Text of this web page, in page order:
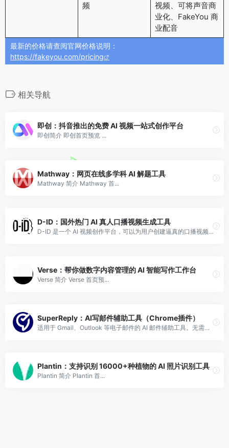
频
视频、可将声音商
业化、FakeYou 商
业配音
最新的价格请查阅官网价格说明：
https://fakeyou.com/pricing
相关导航
即创：抖音推出的免费 AI 视频一站式创作平台
即创简介 即创首页预览 ...
Mathway：网页在线多学科 AI 解题工具
Mathway 简介 Mathway 首...
D-ID：国外热门 AI 真人口播视频生成工具
D-ID 是一个 AI 视频创作平台，可以为用户创建逼真的口播视频及经纪人代理，支持多种语言输出。
Verse：帮你做数字内容管理的 AI 智能写作工作台
Verse 简介 Verse 首页预...
SuperReply：AI写邮件辅助工具（Chrome插件）
适用于 Gmail、Outlook 等电子邮件的 AI 邮件辅助工具。无需自己编写 AI，可以直接简单回复 AI ，让它帮你润色并回复邮件。
Plantin：支持识别 16000+种植物的 AI 照片识别工具
Plantin 简介 Plantin 首...